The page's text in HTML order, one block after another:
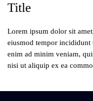
Title
Lorem ipsum dolor sit
eiusmod tempor incididunt
enim ad minim veniam,
nisi ut aliquip ex ea